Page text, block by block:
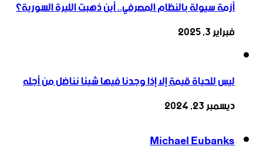
أزمة سيولة بالنظام المصرفي.. أين ذهبت الليرة السورية؟
فبراير 3, 2025
ليس للحياة قيمة إلا إذا وجدنا فيها شيئا نناضل من أجله
ديسمبر 23, 2024
Michael Eubanks